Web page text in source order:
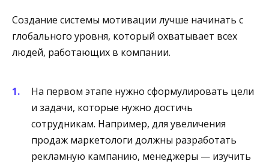
Создание системы мотивации лучше начинать с
глобального уровня, который охватывает всех
людей, работающих в компании.
На первом этапе нужно сформулировать цели
и задачи, которые нужно достичь
сотрудникам. Например, для увеличения
продаж маркетологи должны разработать
рекламную кампанию, менеджеры — изучить